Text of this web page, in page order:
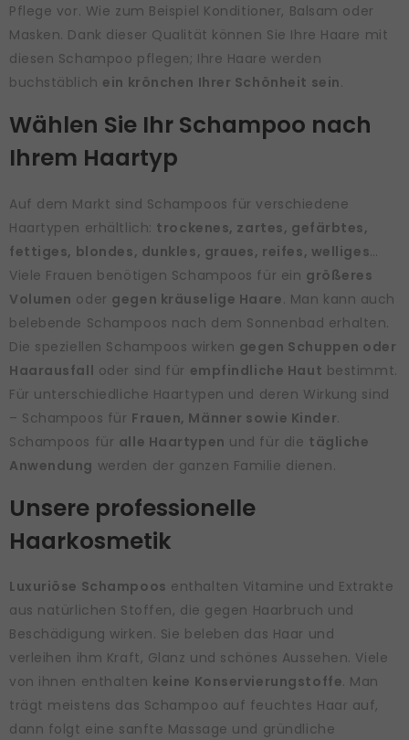
Pflege vor. Wie zum Beispiel Konditioner, Balsam oder
Masken. Dank dieser Qualität können Sie Ihre Haare mit
diesen Schampoo pflegen; Ihre Haare werden
buchstäblich ein krönchen Ihrer Schönheit sein.
Wählen Sie Ihr Schampoo nach
Ihrem Haartyp
Auf dem Markt sind Schampoos für verschiedene
Haartypen erhältlich: trockenes, zartes, gefärbtes,
fettiges, blondes, dunkles, graues, reifes, welliges…
Viele Frauen benötigen Schampoos für ein größeres
Volumen oder gegen kräuselige Haare. Man kann auch
belebende Schampoos nach dem Sonnenbad erhalten.
Die speziellen Schampoos wirken gegen Schuppen oder
Haarausfall oder sind für empfindliche Haut bestimmt.
Für unterschiedliche Haartypen und deren Wirkung sind
– Schampoos für Frauen, Männer sowie Kinder.
Schampoos für alle Haartypen und für die tägliche
Anwendung werden der ganzen Familie dienen.
Unsere professionelle
Haarkosmetik
Luxuriöse Schampoos enthalten Vitamine und Extrakte
aus natürlichen Stoffen, die gegen Haarbruch und
Beschädigung wirken. Sie beleben das Haar und
verleihen ihm Kraft, Glanz und schönes Aussehen. Viele
von ihnen enthalten keine Konservierungstoffe. Man
trägt meistens das Schampoo auf feuchtes Haar auf,
dann folgt eine sanfte Massage und gründliche